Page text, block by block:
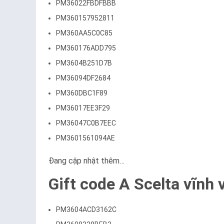
PM36022FBDFBBB
PM360157952811
PM360AA5C0C85
PM360176ADD795
PM3604B251D7B
PM36094DF2684
PM360DBC1F89
PM36017EE3F29
PM36047C0B7EEC
PM3601561094AE
Đang cập nhật thêm…
Gift code A Scelta vĩnh
PM3604ACD3162C